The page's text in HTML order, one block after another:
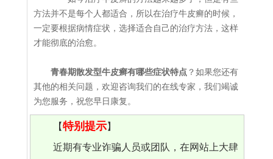
方法并不是每个人都适合，所以在治疗牛皮癣的时候，
一定要根据病情症状，选择适合自己的治疗方法，这样
才能彻底的治愈。
青春期散发型牛皮癣有哪些症状特点 ？如果您还有
其他的相关问题，欢迎咨询我们的在线专家，我们竭诚
为您服务，祝您早日康复。
【特别提示】
近期有专业诈骗人员或团队，在网站上大肆